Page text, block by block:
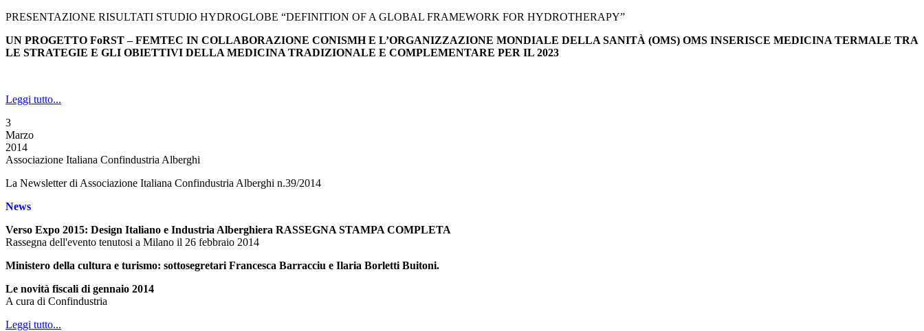
PRESENTAZIONE RISULTATI STUDIO HYDROGLOBE “DEFINITION OF A GLOBAL FRAMEWORK FOR HYDROTHERAPY”
UN PROGETTO FoRST – FEMTEC IN COLLABORAZIONE CONISMH E L’ORGANIZZAZIONE MONDIALE DELLA SANITÀ (OMS) OMS INSERISCE MEDICINA TERMALE TRA
LE STRATEGIE E GLI OBIETTIVI DELLA MEDICINA TRADIZIONALE E COMPLEMENTARE PER IL 2023
Leggi tutto...
3
Marzo
2014
Associazione Italiana Confindustria Alberghi
La Newsletter di Associazione Italiana Confindustria Alberghi n.39/2014
News
Verso Expo 2015: Design Italiano e Industria Alberghiera RASSEGNA STAMPA COMPLETA
Rassegna dell'evento tenutosi a Milano il 26 febbraio 2014
Ministero della cultura e turismo: sottosegretari Francesca Barracciu e Ilaria Borletti Buitoni.
Le novità fiscali di gennaio 2014
A cura di Confindustria
Leggi tutto...